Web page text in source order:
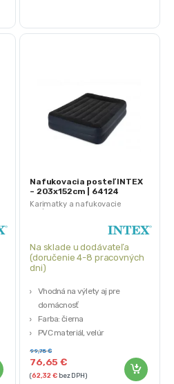
Karimatky a nafukovacie
matrace
Nafukovacia posteľ INTEX
– 203x152cm | 64124
Na sklade u dodávateľa
(doručenie 4-8 pracovných
dni)
Vhodná na výlety aj pre
domácnosť
Farba: čierna
PVC materiál, velúr
Napájanie: 230V
Hmotnosť: 7 kg
76,65€
99,75€
(62,32€bez DPH)